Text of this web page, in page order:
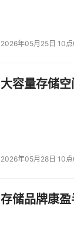
2026年05月25日 10
大容量存储
2026年05月28日 10
存储品牌康